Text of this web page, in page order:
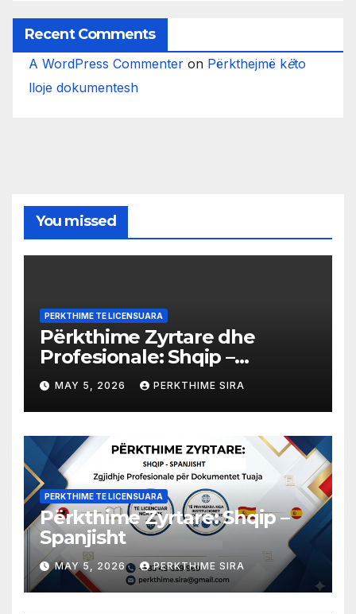
Recent Comments
A WordPress Commenter on Përkthejmë këto
lloje dokumentesh
You missed
PERKTHIME TE LICENSUARA
Përkthime Zyrtare dhe
Profesionale: Shqip –
Arabisht
MAY 5, 2026 PERKTHIME SIRA
PERKTHIME TE LICENSUARA
Përkthime Zyrtare: Shqip –
Spanjisht
MAY 5, 2026 PERKTHIME SIRA